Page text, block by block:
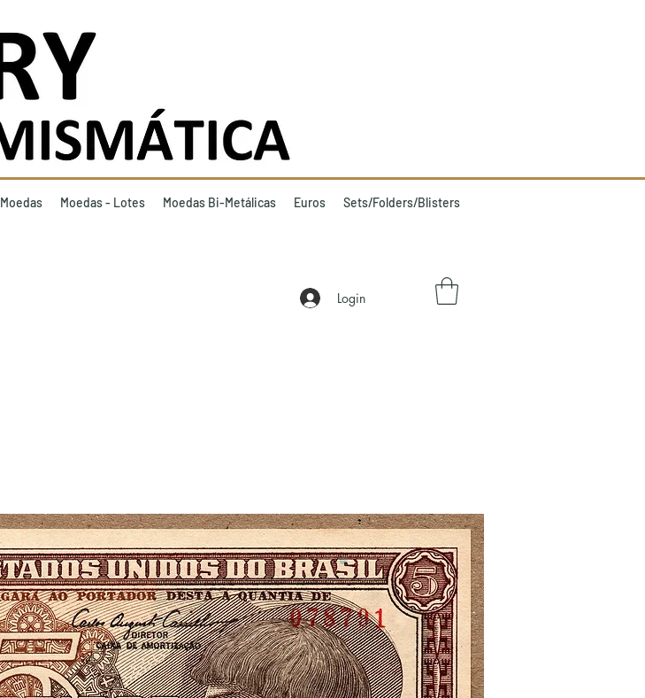
Moedas Moedas - Lotes Moedas Bi-Metálicas Euros Sets/Folders/Blisters
Login